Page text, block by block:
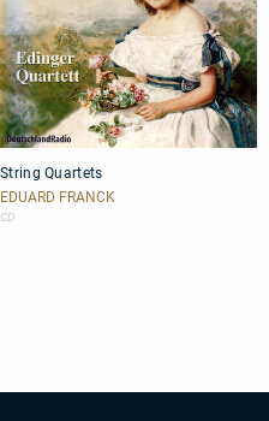
Quartets
String Quartets
EDUARD FRANCK
CD